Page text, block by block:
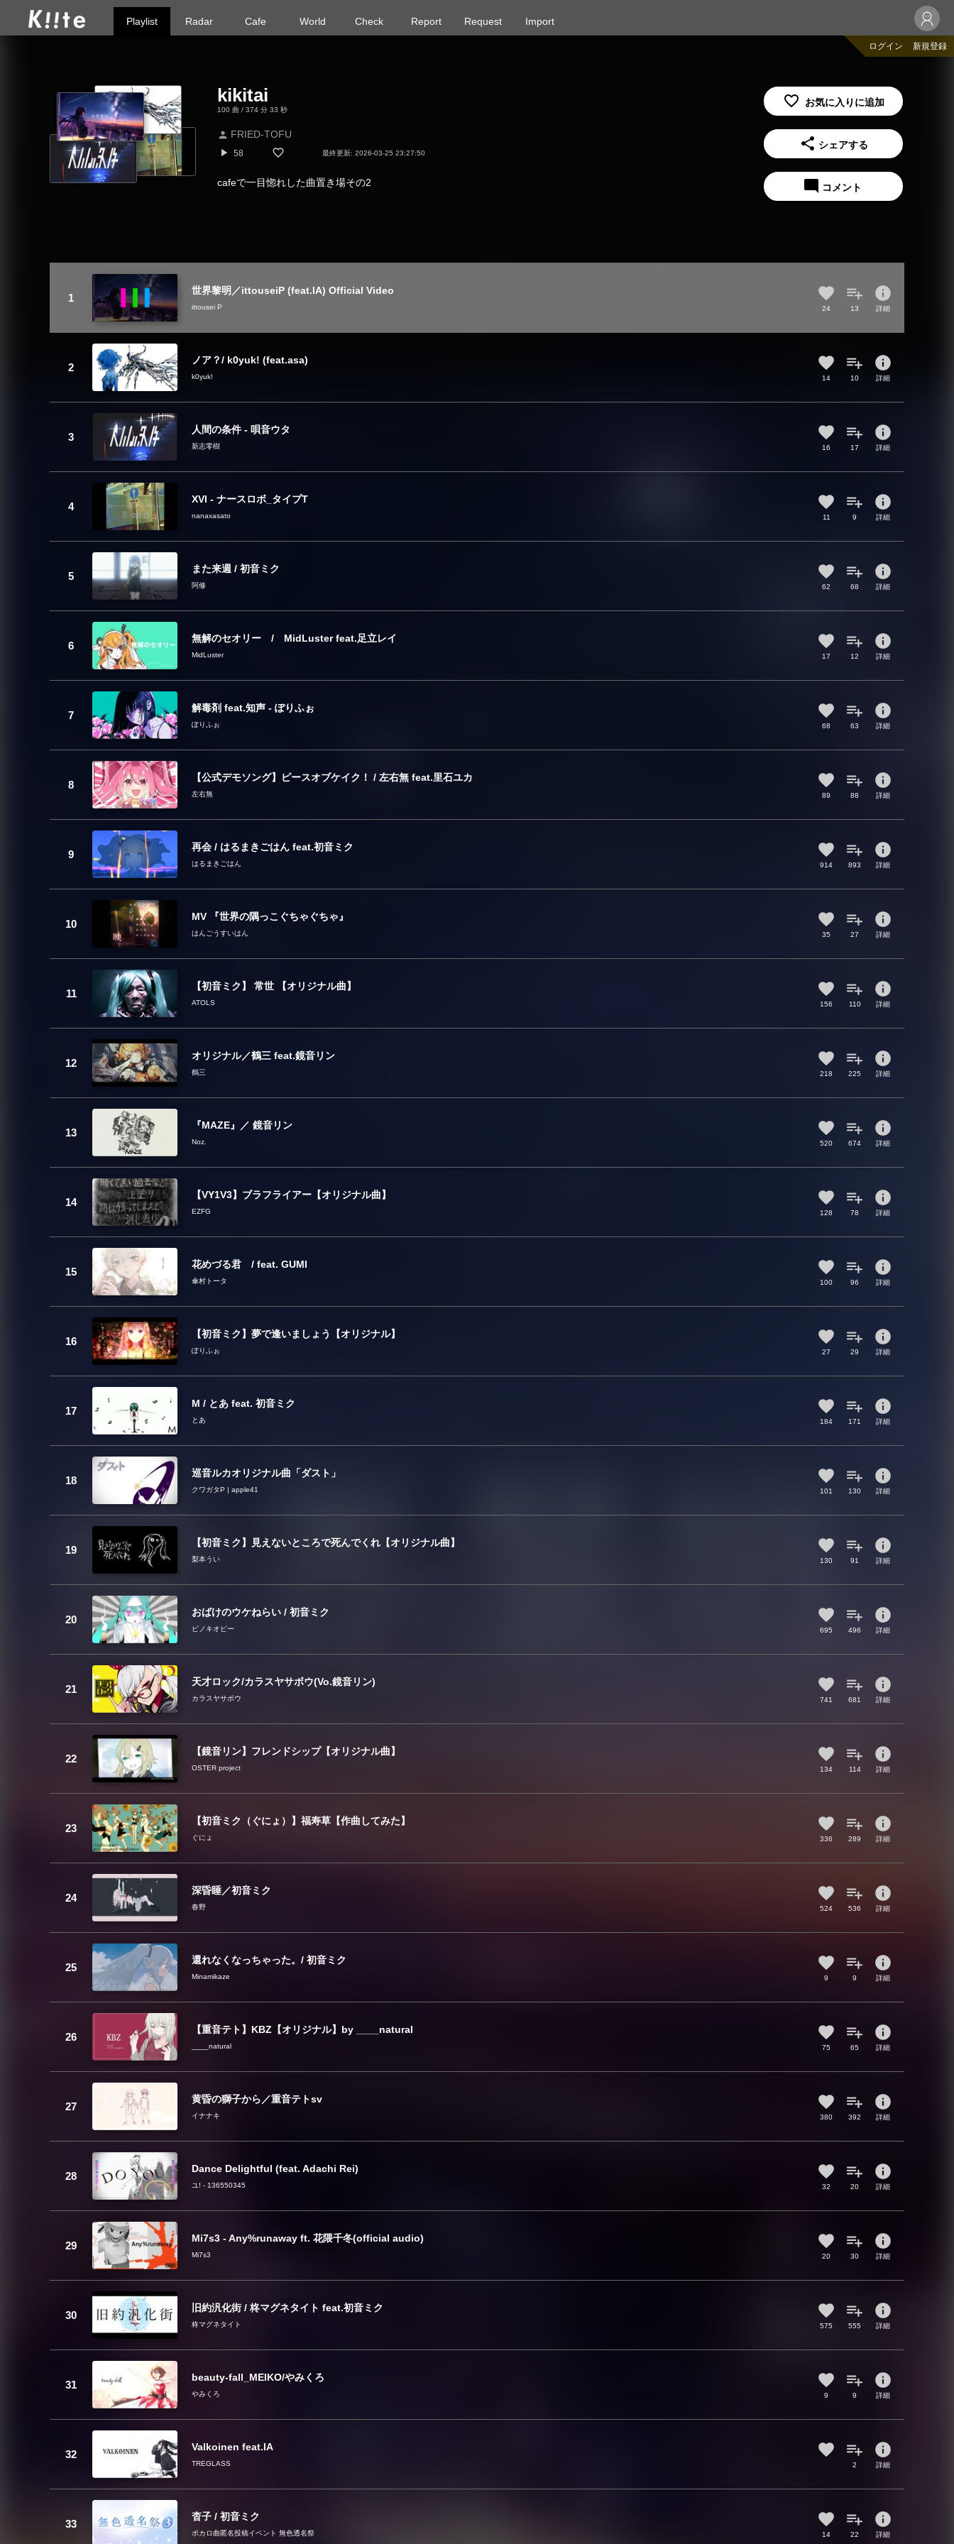
Playlist Radar Cafe World Check Report Request Import
ログイン 新規登録
kikitai
100 曲 / 374 分 33 秒
person FRIED-TOFU
play_arrow 58 最終更新: 2026-03-25 23:27:50
cafeで一目惚れした曲置き場その2
share シェアする
mode_comment コメント
世界黎明／ittouseiP (feat.IA) Official Video
ittousei P 24 13
info
詳細
ノア？/ k0yuk! (feat.asa)
k0yuk! 14 10
info
詳細
人間の条件 - 唄音ウタ
新志零樹 16 17
info
詳細
XVI - ナースロボ_タイプT
nanaxasato 11 9
info
詳細
また来週 / 初音ミク
阿修 62 68
info
詳細
無解のセオリー / MidLuster feat.足立レイ
MidLuster 17 12
info
詳細
解毒剤 feat.知声 - ぽりふぉ
ぽりふぉ 68 63
info
詳細
【公式デモソング】ピースオブケイク！ / 左右無 feat.里石ユカ
左右無 89 88
info
詳細
再会 / はるまきごはん feat.初音ミク
はるまきごはん 914 893
info
詳細
MV 『世界の隅っこぐちゃぐちゃ』
はんごうすいはん 35 27
info
詳細
【初音ミク】 常世 【オリジナル曲】
ATOLS 156 110
info
詳細
オリジナル／鶴三 feat.鏡音リン
鶴三 218 225
info
詳細
『MAZE』／ 鏡音リン
Noz. 520 674
info
詳細
【VY1V3】ブラフライアー【オリジナル曲】
EZFG 128 78
info
詳細
花めづる君 / feat. GUMI
傘村トータ 100 96
info
詳細
【初音ミク】夢で逢いましょう【オリジナル】
ぽりふぉ 27 29
info
詳細
M / とあ feat. 初音ミク
とあ 184 171
info
詳細
巡音ルカオリジナル曲「ダスト」
クワガタP | apple41 101 130
info
詳細
【初音ミク】見えないところで死んでくれ【オリジナル曲】
梨本うい 130 91
info
詳細
おばけのウケねらい / 初音ミク
ピノキオピー 695 496
info
詳細
天才ロック/カラスヤサボウ(Vo.鏡音リン)
カラスヤサボウ 741 681
info
詳細
【鏡音リン】フレンドシップ【オリジナル曲】
OSTER project 134 114
info
詳細
【初音ミク（ぐにょ）】福寿草【作曲してみた】
ぐにょ 336 289
info
詳細
深昏睡／初音ミク
春野 524 536
info
詳細
還れなくなっちゃった。/ 初音ミク
Minamikaze 9 9
info
詳細
【重音テト】KBZ【オリジナル】by ____natural
____natural 75 65
info
詳細
黄昏の獅子から／重音テトsv
イナナキ 380 392
info
詳細
Dance Delightful (feat. Adachi Rei)
ユ! - 136550345 32 20
info
詳細
Mi7s3 - Any%runaway ft. 花隈千冬(official audio)
Mi7s3 20 30
info
詳細
旧約汎化街 / 柊マグネタイト feat.初音ミク
柊マグネタイト 575 555
info
詳細
beauty-fall_MEIKO/やみくろ
やみくろ 9 9
info
詳細
Valkoinen feat.IA
TREGLASS 2
info
詳細
杳子 / 初音ミク
ボカロ曲匿名投稿イベント 無色透名祭 14 22
info
詳細